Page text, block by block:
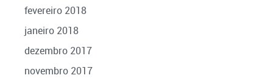
fevereiro 2018
janeiro 2018
dezembro 2017
novembro 2017